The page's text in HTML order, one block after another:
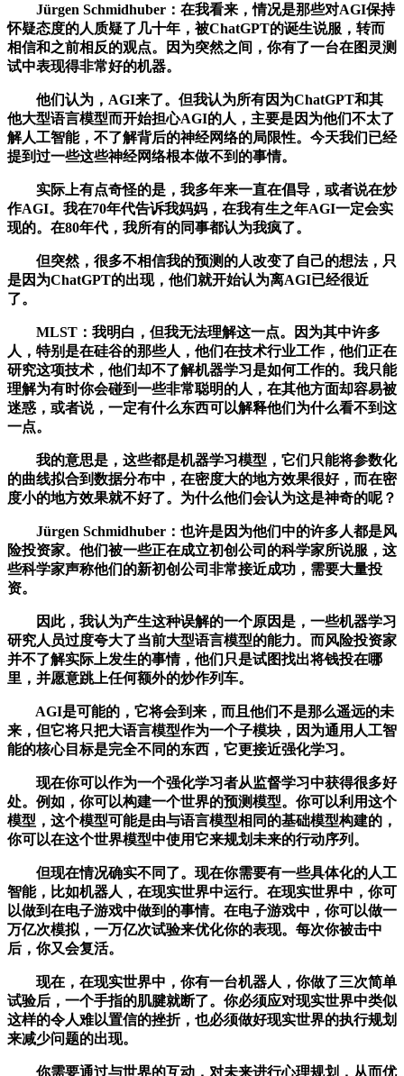
Jürgen Schmidhuber：在我看来，情况是那些对AGI保持
怀疑态度的人质疑了几十年，被ChatGPT的诞生说服，转而
相信和之前相反的观点。因为突然之间，你有了一台在图灵测
试中表现得非常好的机器。
他们认为，AGI来了。但我认为所有因为ChatGPT和其
他大型语言模型而开始担心AGI的人，主要是因为他们不太了
解人工智能，不了解背后的神经网络的局限性。今天我们已经
提到过一些这些神经网络根本做不到的事情。
实际上有点奇怪的是，我多年来一直在倡导，或者说在炒
作AGI。我在70年代告诉我妈妈，在我有生之年AGI一定会实
现的。在80年代，我所有的同事都认为我疯了。
但突然，很多不相信我的预测的人改变了自己的想法，只
是因为ChatGPT的出现，他们就开始认为离AGI已经很近
了。
MLST：我明白，但我无法理解这一点。因为其中许多
人，特别是在硅谷的那些人，他们在技术行业工作，他们正在
研究这项技术，他们却不了解机器学习是如何工作的。我只能
理解为有时你会碰到一些非常聪明的人，在其他方面却容易被
迷惑，或者说，一定有什么东西可以解释他们为什么看不到这
一点。
我的意思是，这些都是机器学习模型，它们只能将参数化
的曲线拟合到数据分布中，在密度大的地方效果很好，而在密
度小的地方效果就不好了。为什么他们会认为这是神奇的呢？
Jürgen Schmidhuber：也许是因为他们中的许多人都是风
险投资家。他们被一些正在成立初创公司的科学家所说服，这
些科学家声称他们的新初创公司非常接近成功，需要大量投
资。
因此，我认为产生这种误解的一个原因是，一些机器学习
研究人员过度夸大了当前大型语言模型的能力。而风险投资家
并不了解实际上发生的事情，他们只是试图找出将钱投在哪
里，并愿意跳上任何额外的炒作列车。
AGI是可能的，它将会到来，而且他们不是那么遥远的未
来，但它将只把大语言模型作为一个子模块，因为通用人工智
能的核心目标是完全不同的东西，它更接近强化学习。
现在你可以作为一个强化学习者从监督学习中获得很多好
处。例如，你可以构建一个世界的预测模型。你可以利用这个
模型，这个模型可能是由与语言模型相同的基础模型构建的，
你可以在这个世界模型中使用它来规划未来的行动序列。
但现在情况确实不同了。现在你需要有一些具体化的人工
智能，比如机器人，在现实世界中运行。在现实世界中，你可
以做到在电子游戏中做到的事情。在电子游戏中，你可以做一
万亿次模拟，一万亿次试验来优化你的表现。每次你被击中
后，你又会复活。
现在，在现实世界中，你有一台机器人，你做了三次简单
试验后，一个手指的肌腱就断了。你必须应对现实世界中类似
这样的令人难以置信的挫折，也必须做好现实世界的执行规划
来减少问题的出现。
你需要通过与世界的互动，对未来进行心理规划，从而优